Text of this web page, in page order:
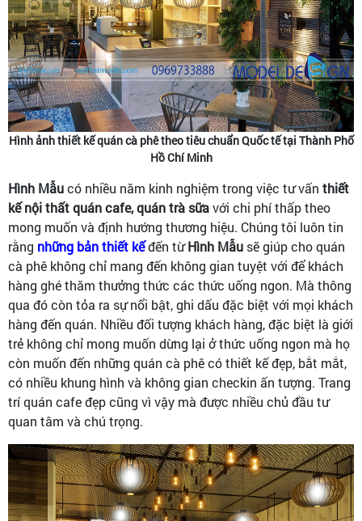
Hình ảnh thiết kế quán cà phê theo tiêu chuẩn Quốc tế tại Thành Phố
Hồ Chí Minh
Hình Mẫucó nhiều năm kinh nghiệm trong việc tư vấn thiết
kế nội thất quán cafe, quán trà sữavới chi phí thấp theo
mong muốn và định hướng thương hiệu. Chúng tôi luôn tin
rằng những bản thiết kếđến từHình Mẫu sẽ giúp cho quán
cà phê không chỉ mang đến không gian tuyệt với để khách
hàng ghé thăm thưởng thức các thức uống ngon. Mà thông
qua đó còn tỏa ra sự nổi bật, ghi dấu đặc biệt với mọi khách
hàng đến quán. Nhiều đối tượng khách hàng, đặc biệt là giới
trẻ không chỉ mong muốn dừng lại ở thức uống ngon mà họ
còn muốn đến những quán cà phê có thiết kế đẹp, bắt mắt,
có nhiều khung hình và không gian checkin ấn tượng. Trang
trí quán cafe đẹp cũng vì vậy mà được nhiều chủ đầu tư
quan tâm và chú trọng.